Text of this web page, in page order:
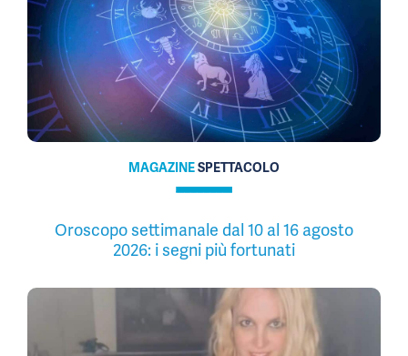
MAGAZINESPETTACOLO
Oroscopo settimanale dal 10 al 16 agosto
2026: i segni più fortunati